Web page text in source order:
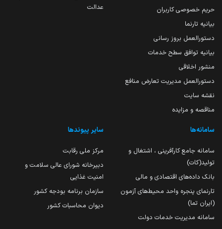
حریم خصوصی کاربران
بیانیه تارنما
دستورالعمل بروز رسانی
بیانیه توافق سطح خدمات
منشور اخلاقی
دستورالعمل مدیریت تعارض منافع
نقشه سایت
مناقصه و مزایده
عدالت
سامانه‌ها
سامانه جامع کارآفرینی ، اشتغال و
تولید(کات)
بانک داده‌های اقتصادی و مالی
تارنمای پنجره واحد محیط‌های آزمون
(ایران تما)
سامانه مدیریت خدمات دولت
سایر پیوندها
مرکز ملی رقابت
دبیرخانه شورای عالی سلامت و
امنیت غذایی
سازمان برنامه بودجه کشور
دیوان محاسبات کشور